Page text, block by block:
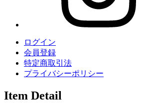
ログイン
会員登録
特定商取引法
プライバシーポリシー
Item Detail